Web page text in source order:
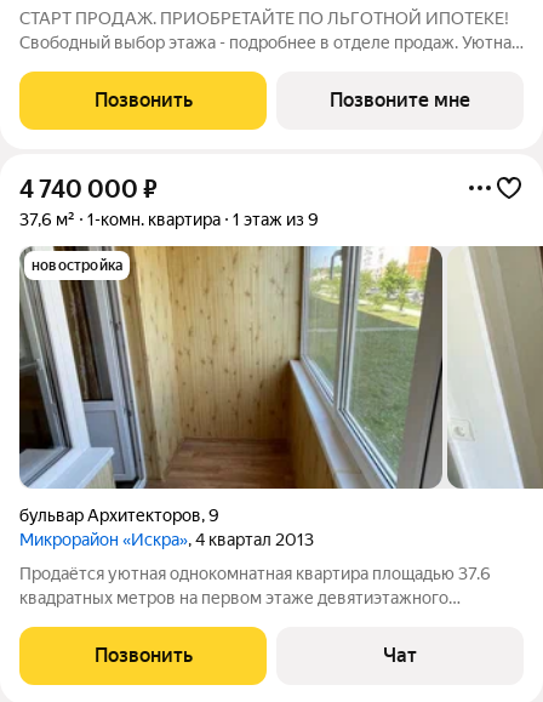
СТАРТ ПРОДАЖ. ПРИОБРЕТАЙТЕ ПО ЛЬГОТНОЙ ИПОТЕКЕ!
Свободный выбор этажа - подробнее в отделе продаж. Уютная
тех, кто ценит комфорт и функциональность: продуманная
Позвонить Позвоните мне
4 740 000 ₽
37,6 м² 1-комн. квартира 1 этаж из 9
новостройка
бульвар Архитекторов,9
Микрорайон «Искра», 4 квартал 2013
Продаётся уютная однокомнатная квартира площадью 37.6
квадратных метров на первом этаже девятиэтажного
адресу бульвар Архитекторов, 9. Дом построен в 2013 году и
окружён благоустроенной
Позвонить Чат